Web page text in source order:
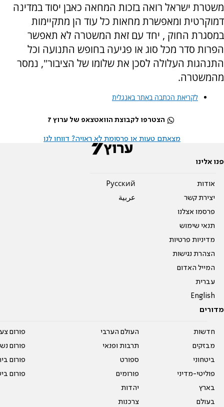
משטרת ישראל רואה בזכות המחאה כאבן יסוד במדינה
דמוקרטית ומאפשרת מחאות כל עוד הן מתקיימות
במסגרת החוק , יחד עם זאת המשטרה לא תאפשר
הפרות סדר מכל סוג או פגיעה בחופש התנועה וכל
התנהגות העלולה לסכן את שלומו של הציבור", נמסר
מהמשטרה.
לקריאת הכתבה באתר באנגלית
הצטרפו לקבוצת הוואטצאפ של ערוץ 7
מצאתם טעות או פרסומת לא ראויה? דווחו לנו
פנו אלינו
אודות
יצירת קשר
פרסמו אצלנו
תנאי שימוש
מדיניות פרטיות
הצהרת נגישות
המייל האדום
עברית
English
Pусский
عربية
מדורים
חדשות
מבזקים
ביטחוני
פוליטי-מדיני
בארץ
בעולם
העולם הערבי
תרבות ופנאי
ספורט
פורומים
יהדות
צרכנות
פורום
פורום
פורום
פורום